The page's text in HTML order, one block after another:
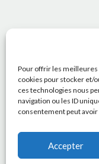
Pour offrir les meilleures
cookies pour stocker et/
ces technologies nous
navigation ou les ID
consentement peut
Accepter